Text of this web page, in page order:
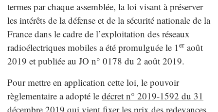
termes par chaque assemblée, la loi visant à préserver
les intérêts de la défense et de la sécurité nationale de la
France dans le cadre de l’exploitation des réseaux
radioélectriques mobiles a été promulguée le 1er août
2019 et publiée au JO n° 0178 du 2 août 2019.
Pour mettre en application cette loi, le pouvoir
règlementaire a adopté le décret n° 2019-1592 du 31
décembre 2019 qui vient fixer les prix des redevances